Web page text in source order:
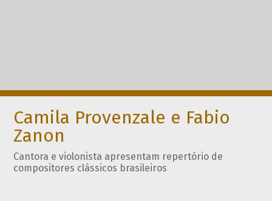
Camila Provenzale e Fabio
Zanon
Cantora e violonista apresentam repertório de
compositores clássicos brasileiros